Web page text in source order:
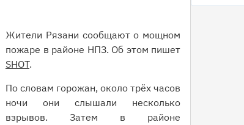
Жители Рязани сообщают о мощном
пожаре в районе НПЗ. Об этом пишет
SHOT.
По словам горожан, около трёх часов
ночи они слышали несколько
взрывов. Затем в районе